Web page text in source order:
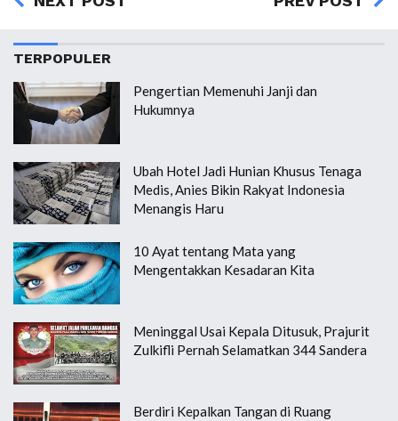
TERPOPULER
Pengertian Memenuhi Janji dan
Hukumnya
Ubah Hotel Jadi Hunian Khusus Tenaga
Medis, Anies Bikin Rakyat Indonesia
Menangis Haru
10 Ayat tentang Mata yang
Mengentakkan Kesadaran Kita
Meninggal Usai Kepala Ditusuk, Prajurit
Zulkifli Pernah Selamatkan 344 Sandera
Berdiri Kepalkan Tangan di Ruang